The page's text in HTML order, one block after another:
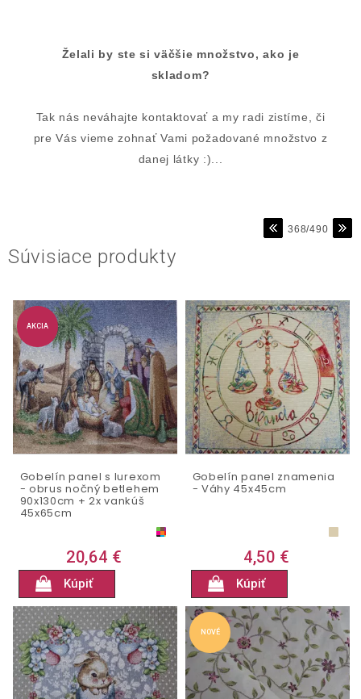
Želali by ste si väčšie množstvo, ako je
skladom?
Tak nás neváhajte kontaktovať a my radi zistíme, či
pre Vás vieme zohnať Vami požadované množstvo z
danej látky :)...
368/490
Súvisiace produkty
AKCIA
Gobelín panel s lurexom
- obrus nočný betlehem
90x130cm + 2x vankúš
45x65cm
20,64 €
Kúpiť
Gobelín panel znamenia
- Váhy 45x45cm
4,50 €
Kúpiť
NOVÉ